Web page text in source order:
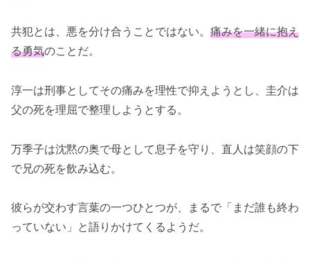
共犯とは、悪を分け合うことではない。 痛みを一緒に抱え
る勇気のことだ。
淳一は刑事としてその痛みを理性で抑えようとし、圭介は
父の死を理屈で整理しようとする。
万季子は沈黙の奥で母として息子を守り、直人は笑顔の下
で兄の死を飲み込む。
彼らが交わす言葉の一つひとつが、まるで「まだ誰も終わ
っていない」と語りかけてくるようだ。